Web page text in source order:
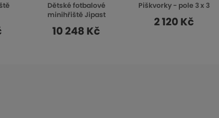
Dětské fotbalové
minihřiště Jipast
10 248 Kč
Piškvorky - pole 3 x 3
2 120 Kč